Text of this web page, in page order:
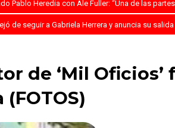
Pablo Heredia con Ale Fuller: “Una de las
de seguir a Gabriela Herrera y anuncia su
de ‘Mil Oficios’